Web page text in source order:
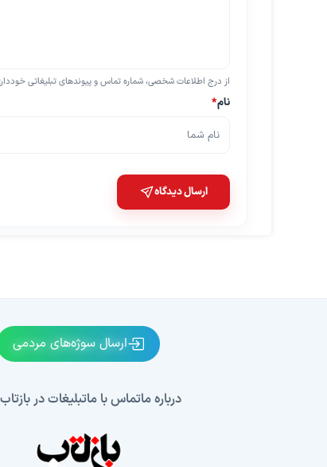
از درج اطلاعات شخصی، شماره تماس و پیوندهای تبلیغاتی
نام*
ارسال دیدگاه
ارسال سوژه‌های مردمی
درباره ماتماس با ماتبلیغات در بازتاب